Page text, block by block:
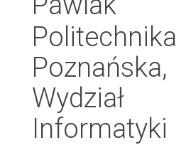
Politechnika
Poznańska,
Wydział
Informatyki